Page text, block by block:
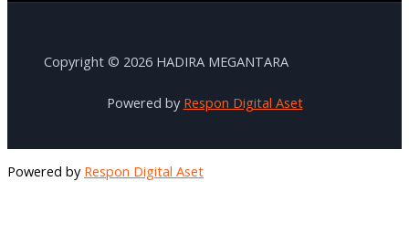
Copyright © 2026 HADIRA MEGANTARA
Powered by Respon Digital Aset
Powered by Respon Digital Aset